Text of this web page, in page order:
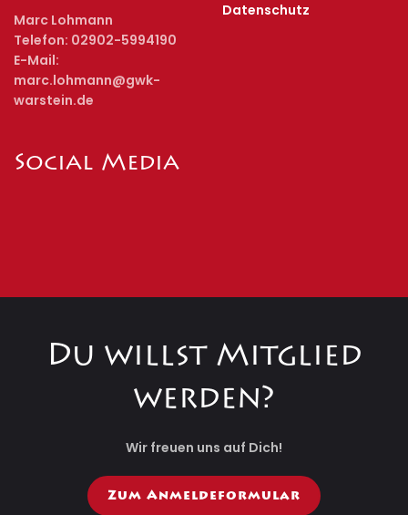
Marc Lohmann
Telefon: 02902-5994190
E-Mail:
marc.lohmann@gwk-
warstein.de
Datenschutz
Social Media
Du willst Mitglied
werden?
Wir freuen uns auf Dich!
Zum Anmeldeformular